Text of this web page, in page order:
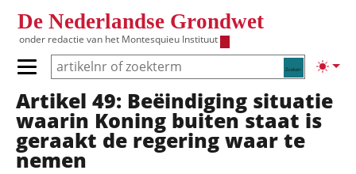
De Nederlandse Grondwet
onder redactie van het Montesquieu Instituut
Zoeken
Primair menu tonen/verbergen
Hoofdnavigatie
Artikel 49: Beëindiging situatie
waarin Koning buiten staat is
geraakt de regering waar te
nemen